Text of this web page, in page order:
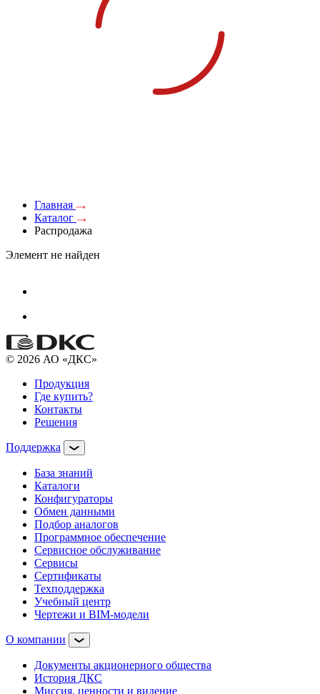
Главная
Каталог
Распродажа
Элемент не найден
© 2026 АО «ДКС»
Продукция
Где купить?
Контакты
Решения
Поддержка
База знаний
Каталоги
Конфигураторы
Обмен данными
Подбор аналогов
Программное обеспечение
Сервисное обслуживание
Сервисы
Сертификаты
Техподдержка
Учебный центр
Чертежи и BIM-модели
О компании
Документы акционерного общества
История ДКС
Миссия, ценности и видение